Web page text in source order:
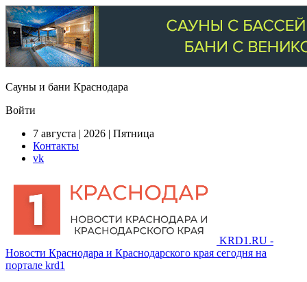
Сауны и бани Краснодара
Войти
7 августа | 2026 | Пятница
Контакты
vk
KRD1.RU -
Новости Краснодара и Краснодарского края сегодня на
портале krd1